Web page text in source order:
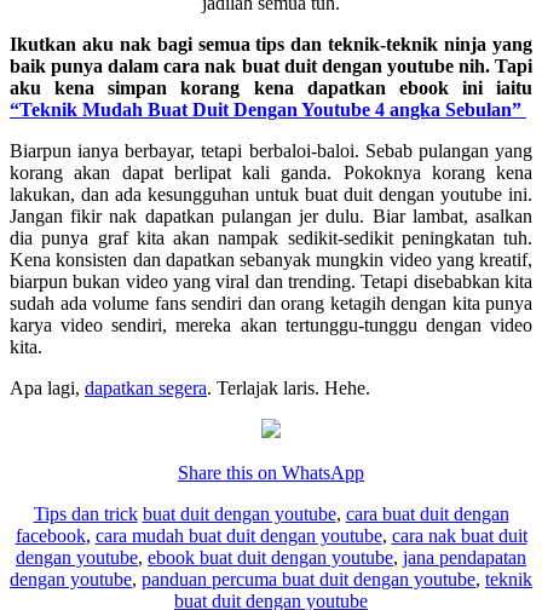
Ikutkan aku nak bagi semua tips dan teknik-teknik ninja yang
baik punya dalam cara nak buat duit dengan youtube nih. Tapi
aku kena simpan korang kena dapatkan ebook ini iaitu
“Teknik Mudah Buat Duit Dengan Youtube 4 angka Sebulan”
Biarpun ianya berbayar, tetapi berbaloi-baloi. Sebab pulangan yang
korang akan dapat berlipat kali ganda. Pokoknya korang kena
lakukan, dan ada kesungguhan untuk buat duit dengan youtube ini.
Jangan fikir nak dapatkan pulangan jer dulu. Biar lambat, asalkan
dia punya graf kita akan nampak sedikit-sedikit peningkatan tuh.
Kena konsisten dan dapatkan sebanyak mungkin video yang kreatif,
biarpun bukan video yang viral dan trending. Tetapi disebabkan kita
sudah ada volume fans sendiri dan orang ketagih dengan kita punya
karya video sendiri, mereka akan tertunggu-tunggu dengan video
kita.
Apa lagi, dapatkan segera. Terlajak laris. Hehe.
Share this on WhatsApp
Tips dan trick buat duit dengan youtube, cara buat duit dengan
facebook, cara mudah buat duit dengan youtube, cara nak buat duit
dengan youtube, ebook buat duit dengan youtube, jana pendapatan
dengan youtube, panduan percuma buat duit dengan youtube, teknik
buat duit dengan youtube